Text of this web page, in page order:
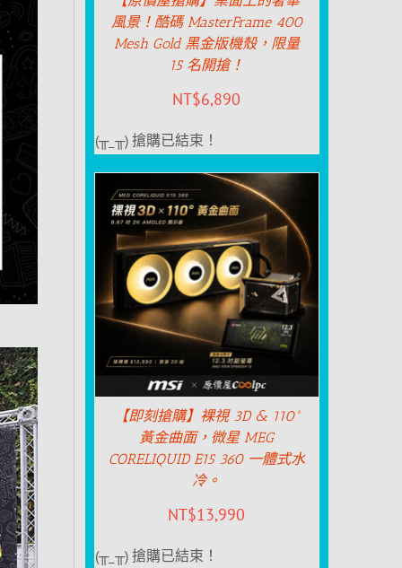
風景！酷碼 MasterFrame 400
Mesh Gold 黑金版機殼，限量
15 名開搶！
NT$6,890
(╥_╥) 搶購已結束！
【即刻搶購】裸視 3D & 110°
黃金曲面，微星 MEG
CORELIQUID E15 360 一體式水
冷。
NT$13,990
(╥_╥) 搶購已結束！